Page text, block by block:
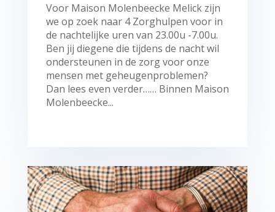
Voor Maison Molenbeecke Melick zijn
we op zoek naar 4 Zorghulpen voor in
de nachtelijke uren van 23.00u -7.00u.
Ben jij diegene die tijdens de nacht wil
ondersteunen in de zorg voor onze
mensen met geheugenproblemen?
Dan lees even verder…… Binnen Maison
Molenbeecke...